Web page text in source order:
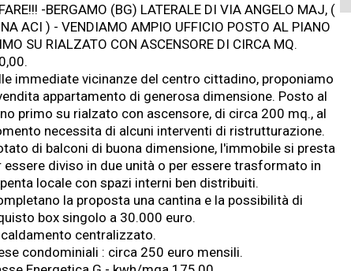
-BERGAMO (BG) LATERALE DI VIA ANGELO MAJ, (
ACI ) - VENDIAMO AMPIO UFFICIO POSTO AL PIANO
SU RIALZATO CON ASCENSORE DI CIRCA MQ.
immediate vicinanze del centro cittadino, proponiamo
appartamento di generosa dimensione. Posto al
primo su rialzato con ascensore, di circa 200 mq., al
necessita di alcuni interventi di ristrutturazione.
di balconi di buona dimensione, l'immobile si presta
essere diviso in due unità o per essere trasformato in
locale con spazi interni ben distribuiti.
la proposta una cantina e la possibilità di
box singolo a 30.000 euro.
centralizzato.
condominiali : circa 250 euro mensili.